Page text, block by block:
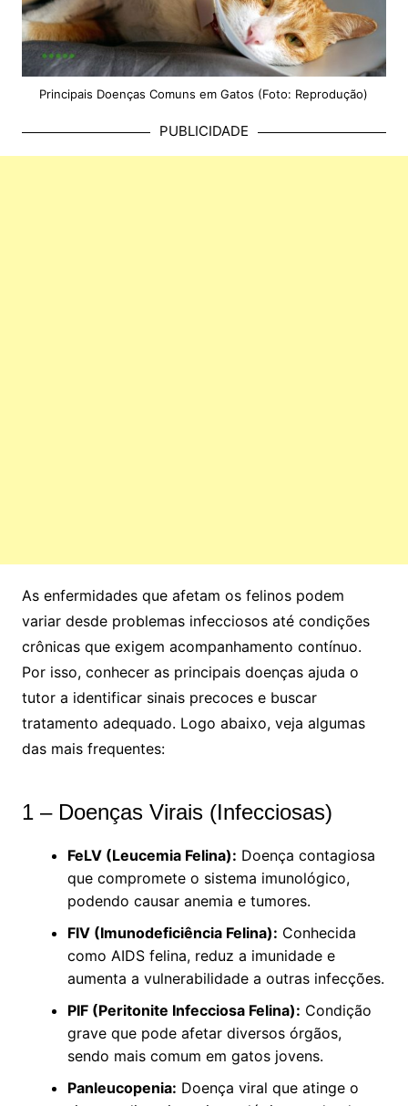
Principais Doenças Comuns em Gatos (Foto: Reprodução)
PUBLICIDADE
As enfermidades que afetam os felinos podem
variar desde problemas infecciosos até condições
crônicas que exigem acompanhamento contínuo.
Por isso, conhecer as principais doenças ajuda o
tutor a identificar sinais precoces e buscar
tratamento adequado. Logo abaixo, veja algumas
das mais frequentes:
1 – Doenças Virais (Infecciosas)
FeLV (Leucemia Felina): Doença contagiosa
que compromete o sistema imunológico,
podendo causar anemia e tumores.
FIV (Imunodeficiência Felina): Conhecida
como AIDS felina, reduz a imunidade e
aumenta a vulnerabilidade a outras infecções.
PIF (Peritonite Infecciosa Felina): Condição
grave que pode afetar diversos órgãos,
sendo mais comum em gatos jovens.
Panleucopenia: Doença viral que atinge o